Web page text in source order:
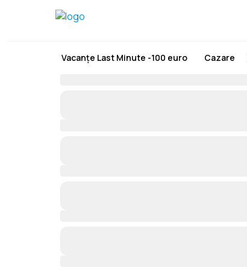
Vacanțe Last Minute -100 euro Cazare